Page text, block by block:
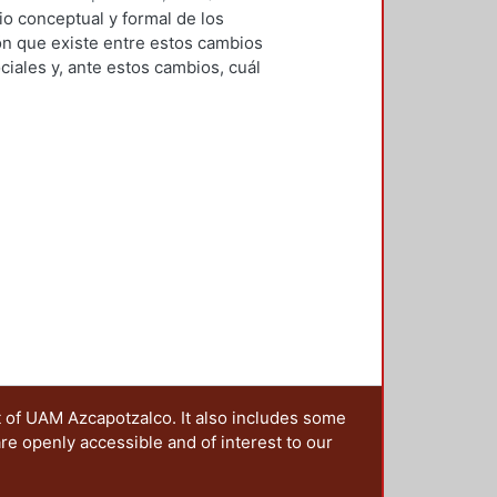
sobre este tema, en una
y a las que, a través de una
grupo irá colaborando en la
conceptual y formal de los
que existe entre estos cambios
y, ante estos cambios, cuál
UAM Azcapotzalco. It also includes some
openly accessible and of interest to our